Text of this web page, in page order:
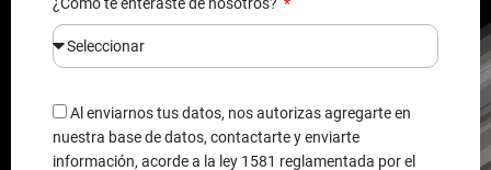
Al enviarnos tus datos, nos autorizas agregarte en
información, acorde a la ley 1581 reglamentada por el
decreto 1377.